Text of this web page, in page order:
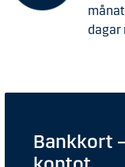
dagar
Bankkort